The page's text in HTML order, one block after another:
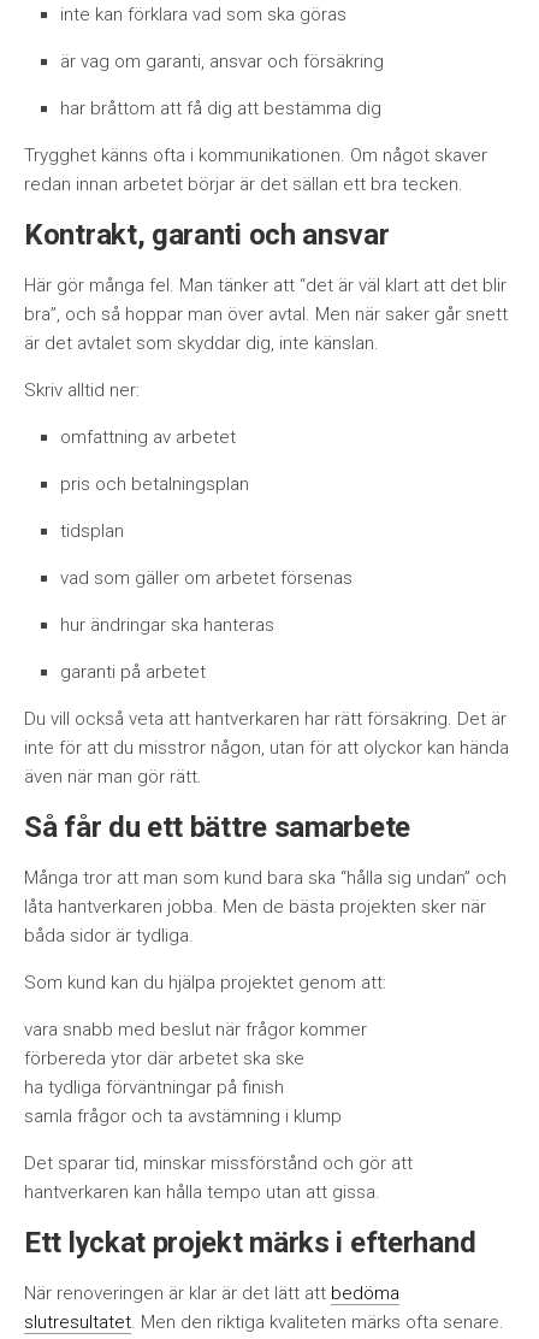
inte kan förklara vad som ska göras
är vag om garanti, ansvar och försäkring
har bråttom att få dig att bestämma dig
Trygghet känns ofta i kommunikationen. Om något skaver
redan innan arbetet börjar är det sällan ett bra tecken.
Kontrakt, garanti och ansvar
Här gör många fel. Man tänker att “det är väl klart att det blir
bra”, och så hoppar man över avtal. Men när saker går snett
är det avtalet som skyddar dig, inte känslan.
Skriv alltid ner:
omfattning av arbetet
pris och betalningsplan
tidsplan
vad som gäller om arbetet försenas
hur ändringar ska hanteras
garanti på arbetet
Du vill också veta att hantverkaren har rätt försäkring. Det är
inte för att du misstror någon, utan för att olyckor kan hända
även när man gör rätt.
Så får du ett bättre samarbete
Många tror att man som kund bara ska “hålla sig undan” och
låta hantverkaren jobba. Men de bästa projekten sker när
båda sidor är tydliga.
Som kund kan du hjälpa projektet genom att:
vara snabb med beslut när frågor kommer
förbereda ytor där arbetet ska ske
ha tydliga förväntningar på finish
samla frågor och ta avstämning i klump
Det sparar tid, minskar missförstånd och gör att
hantverkaren kan hålla tempo utan att gissa.
Ett lyckat projekt märks i efterhand
När renoveringen är klar är det lätt att bedöma
slutresultatet. Men den riktiga kvaliteten märks ofta senare.